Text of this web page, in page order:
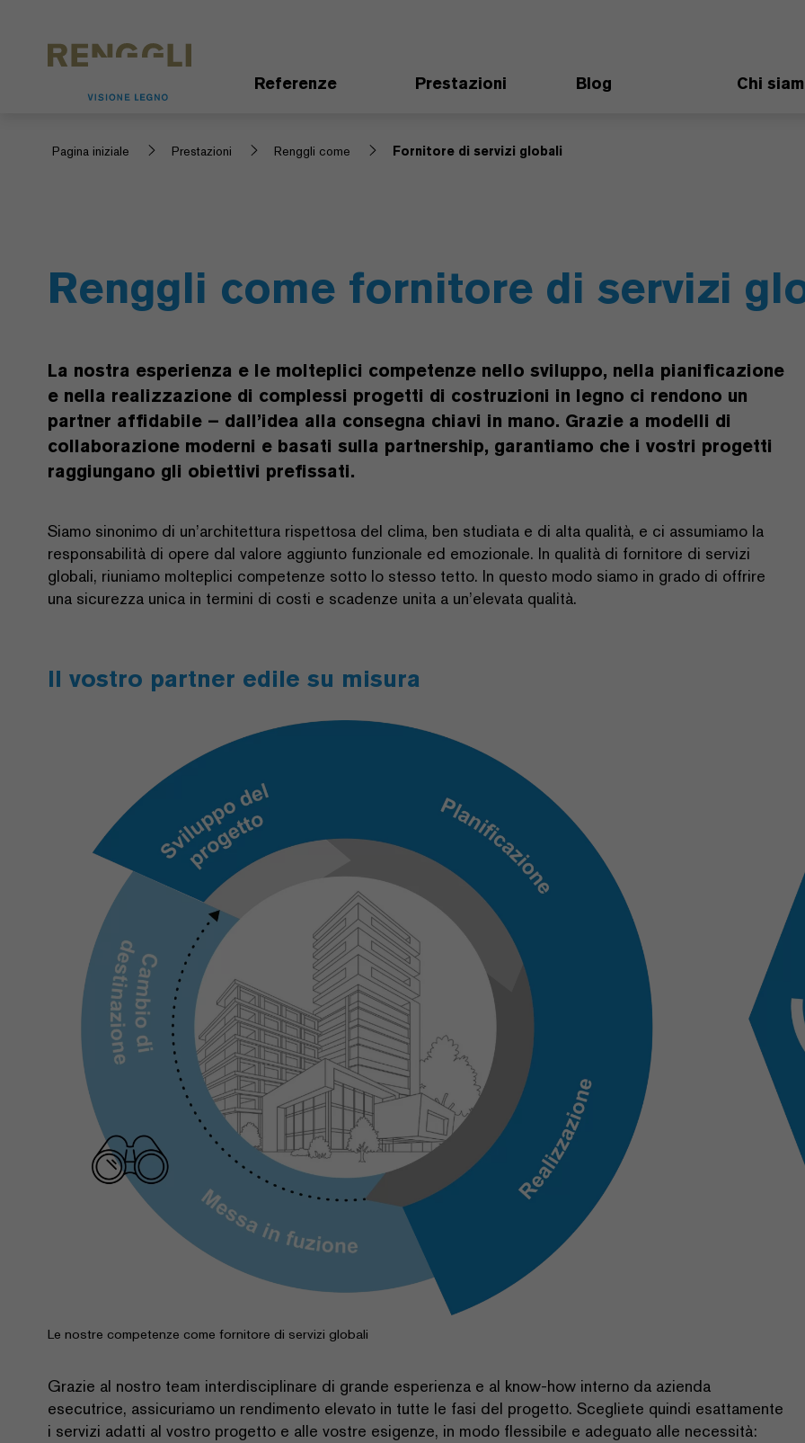
Referenze Prestazioni Blog Chi
Pagina iniziale Prestazioni Renggli come Fornitore di servizi globali
Renggli come fornitore di servizi
La nostra esperienza e le molteplici competenze nello sviluppo, nella pianificazione
e nella realizzazione di complessi progetti di costruzioni in legno ci rendono un
partner affidabile – dall’idea alla consegna chiavi in mano. Grazie a modelli di
collaborazione moderni e basati sulla partnership, garantiamo che i vostri progetti
raggiungano gli obiettivi prefissati.
Siamo sinonimo di un’architettura rispettosa del clima, ben studiata e di alta qualità, e ci assumiamo la
responsabilità di opere dal valore aggiunto funzionale ed emozionale. In qualità di fornitore di servizi
globali, riuniamo molteplici competenze sotto lo stesso tetto. In questo modo siamo in grado di offrire
una sicurezza unica in termini di costi e scadenze unita a un’elevata qualità.
Il vostro partner edile su misura
Le nostre competenze come fornitore di servizi globali
Grazie al nostro team interdisciplinare di grande esperienza e al know-how interno da azienda
esecutrice, assicuriamo un rendimento elevato in tutte le fasi del progetto. Scegliete quindi esattamente
i servizi adatti al vostro progetto e alle vostre esigenze, in modo flessibile e adeguato alle necessità:
Impostazioni della protezione dei dati